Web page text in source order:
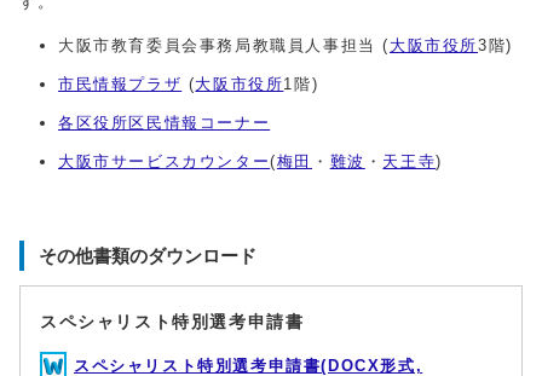
大阪市教育委員会事務局教職員人事担当 ( 大阪市役所3階)
市民情報プラザ (大阪市役所1階)
各区役所区民情報コーナー
大阪市サービスカウンター(梅田 ・ 難波 ・ 天王寺)
その他書類のダウンロード
スペシャリスト特別選考申請書
スペシャリスト特別選考申請書(DOCX形式,